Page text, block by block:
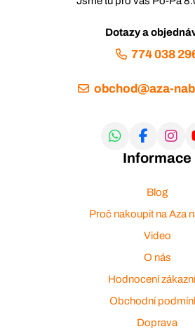
Dotazy a
774 038
obchod@aza-
Informace
Blog
Proč nakoupit na Aza
Video
O nás
Hodnocení
Obchodní
Doprava